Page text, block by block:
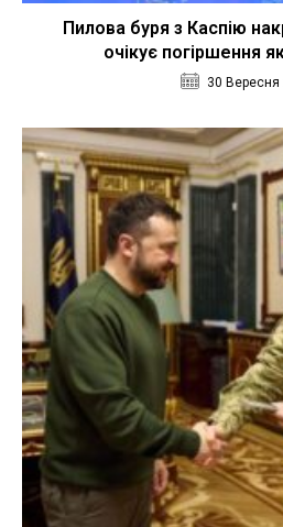
Пилова буря з Каспію
очікує погіршення
30 Вересня